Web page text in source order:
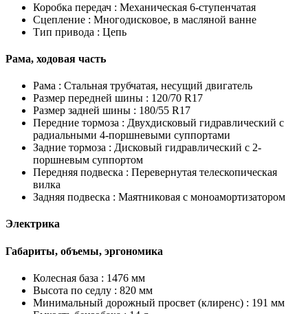
Коробка передач : Механическая 6-ступенчатая
Сцепление : Многодисковое, в масляной ванне
Тип привода : Цепь
Рама, ходовая часть
Рама : Стальная трубчатая, несущий двигатель
Размер передней шины : 120/70 R17
Размер задней шины : 180/55 R17
Передние тормоза : Двухдисковый гидравлический с
радиальными 4-поршневыми суппортами
Задние тормоза : Дисковый гидравлический с 2-
поршневым суппортом
Передняя подвеска : Перевернутая телескопическая
вилка
Задняя подвеска : Маятниковая с моноамортизатором
Электрика
Габариты, объемы, эргономика
Колесная база : 1476 мм
Высота по седлу : 820 мм
Минимальный дорожный просвет (клиренс) : 191 мм